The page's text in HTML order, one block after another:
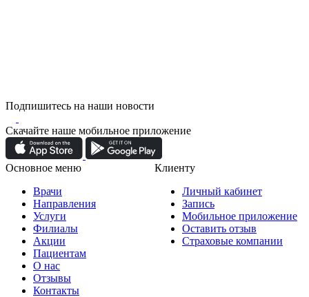
Подпишитесь на наши новости
Скачайте наше мобильное приложение
Основное меню
Врачи
Направления
Услуги
Филиалы
Акции
Пациентам
О нас
Отзывы
Контакты
Клиенту
Личный кабинет
Запись
Мобильное приложение
Оставить отзыв
Страховые компании